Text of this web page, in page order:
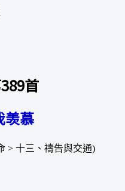
首
羡慕
> 十三、禱告與交通)